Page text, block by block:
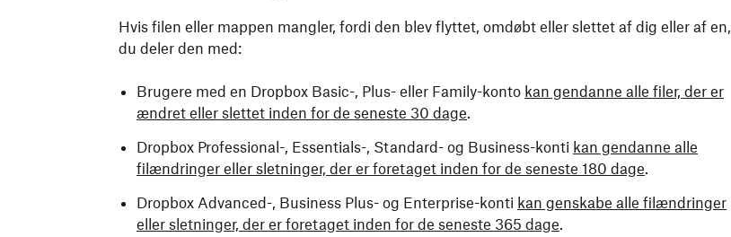
Hvis filen eller mappen mangler, fordi den blev flyttet, omdøbt eller slettet af dig eller af en,
du deler den med:
Brugere med en Dropbox Basic-, Plus- eller Family-konto kan gendanne alle filer, der er
ændret eller slettet inden for de seneste 30 dage.
Dropbox Professional-, Essentials-, Standard- og Business-konti kan gendanne alle
filændringer eller sletninger, der er foretaget inden for de seneste 180 dage.
Dropbox Advanced-, Business Plus- og Enterprise-konti kan genskabe alle filændringer
eller sletninger, der er foretaget inden for de seneste 365 dage.